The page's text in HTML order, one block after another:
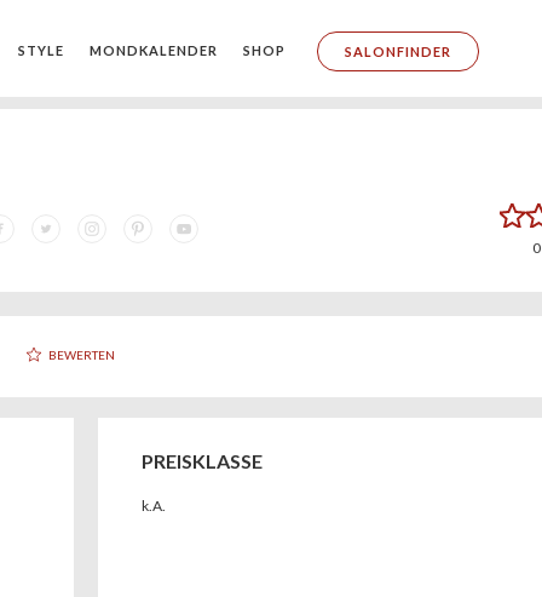
STYLE MONDKALENDER SHOP SALONFINDER
0
BEWERTEN
PREISKLASSE
k.A.